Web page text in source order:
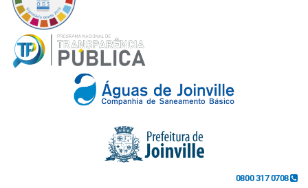
0800 317 0708